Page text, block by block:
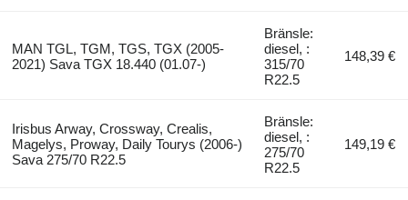
MAN TGL, TGM, TGS, TGX (2005-
2021) Sava TGX 18.440 (01.07-)
Bränsle:
diesel, :
315/70
R22.5
148,39 €
Irisbus Arway, Crossway, Crealis,
Magelys, Proway, Daily Tourys (2006-)
Sava 275/70 R22.5
Bränsle:
diesel, :
275/70
R22.5
149,19 €